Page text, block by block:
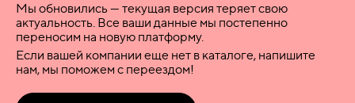
ВОРОТА
ПЕРЕГОРОДКИ
Мы обновились — текущая версия теряет свою
актуальность. Все ваши данные мы постепенно
переносим на новую платформу.
Если вашей компании еще нет в каталоге, напишите
нам, мы поможем с переездом!